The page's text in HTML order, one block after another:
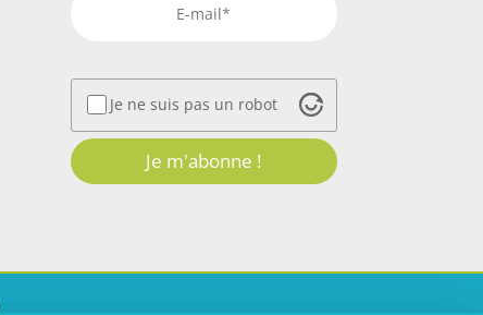
Je ne suis pas un robot
Je m'abonne !